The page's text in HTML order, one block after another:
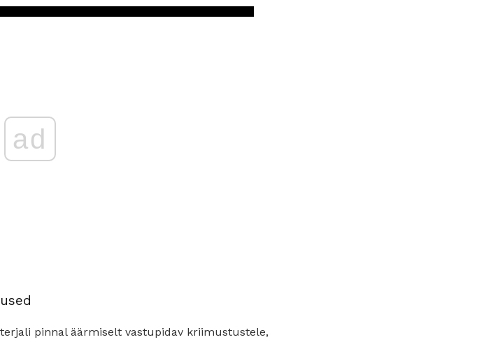
ad
pinnal äärmiselt vastupidav kriimustustele,